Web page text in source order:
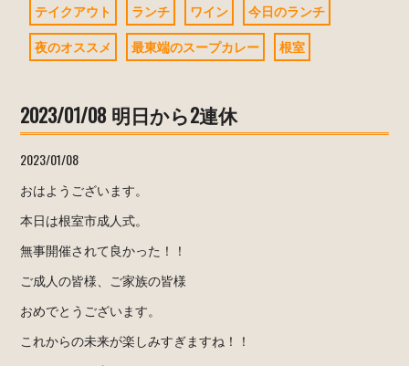
テイクアウト
ランチ ワイン
今日のランチ
夜のオススメ
最東端のスープカレー 根室
2023/01/08 明日から2連休
2023/01/08
おはようございます。
本日は根室市成人式。
無事開催されて良かった！！
ご成人の皆様、ご家族の皆様
おめでとうございます。
これからの未来が楽しみすぎますね！！